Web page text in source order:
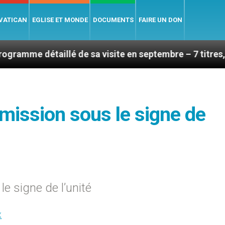
EGLISE ET MONDE DOCUMENTS FAIRE UN DON
de sa visite en septembre – 7 titres, vendredi 7
sous le signe de
signe de l’unité